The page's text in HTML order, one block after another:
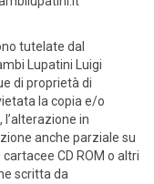
tutelate dal
Lupatini Luigi
di proprietà di
la copia e/o
in
anche parziale su
CD ROM o altri
scritta da